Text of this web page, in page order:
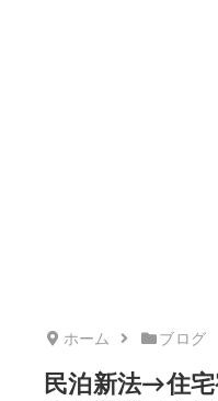
ホーム ブログ
民泊新法→住宅